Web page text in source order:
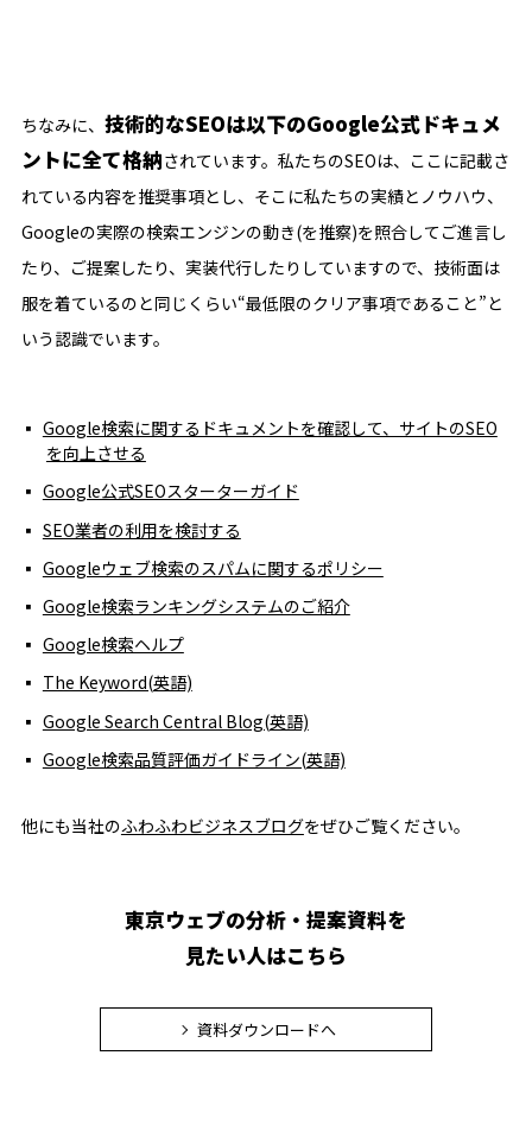
ちなみに、 技術的なSEOは以下のGoogle公式ドキュメ
ントに全て格納されています。私たちのSEOは、ここに記載さ
れている内容を推奨事項とし、そこに私たちの実績とノウハウ、
Googleの実際の検索エンジンの動き(を推察)を照合してご進言し
たり、ご提案したり、実装代行したりしていますので、技術面は
服を着ているのと同じくらい“最低限のクリア事項であること”と
いう認識でいます。
Google検索に関するドキュメントを確認して、サイトのSEO
を向上させる
Google公式SEOスターターガイド
SEO業者の利用を検討する
Googleウェブ検索のスパムに関するポリシー
Google検索ランキングシステムのご紹介
Google検索ヘルプ
The Keyword(英語)
Google Search Central Blog(英語)
Google検索品質評価ガイドライン(英語)
他にも当社のふわふわビジネスブログをぜひご覧ください。
東京ウェブの分析・提案資料を
見たい人はこちら
資料ダウンロードへ